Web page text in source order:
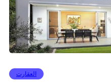
العقارت